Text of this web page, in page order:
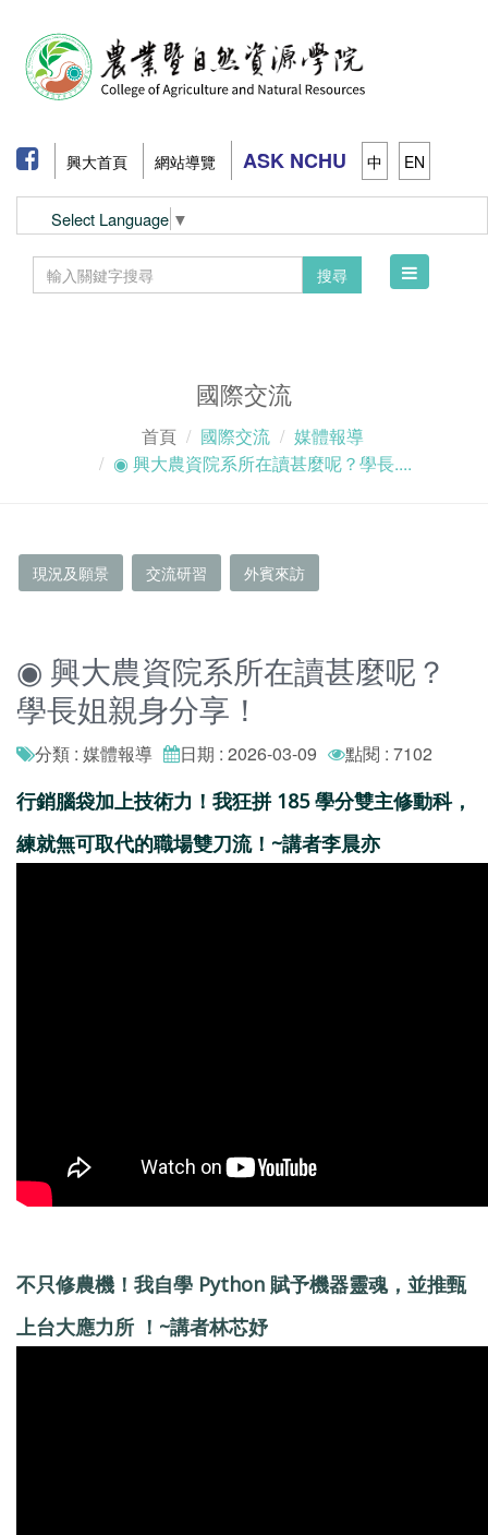
興大首頁 網站導覽 ASK NCHU 中 EN
Select Language ▼
搜尋
Toggle
國際交流
首頁 國際交流
媒體報導
◉ 興大農資院系所在讀甚麼呢？學長....
現況及願景 交流研習 外賓來訪
◉ 興大農資院系所在讀甚麼呢？
學長姐親身分享！
分類 : 媒體報導 日期 : 2026-03-09 點閱 : 7102
行銷腦袋加上技術力！我狂拼 185 學分雙主修動科，
練就無可取代的職場雙刀流！~講者李晨亦
不只修農機！我自學 Python 賦予機器靈魂，並推甄
上台大應力所 ！~講者林芯妤